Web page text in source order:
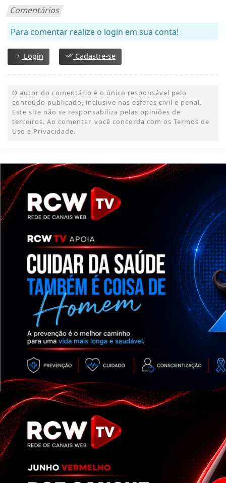
Comentários
Para comentar realize o login em sua conta!
Login Cadastre-se
O autor do comentário é o único responsável pelo
conteúdo publicado, inclusive nas esferas civil e penal.
Este site não se responsabiliza pelas opiniões de
terceiros. Ao comentar, você concorda com os Termos de
Uso e Privacidade.